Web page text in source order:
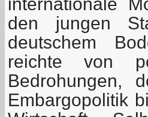
den jungen
deutschem
reichte von
Bedrohungen,
Embargopolitik